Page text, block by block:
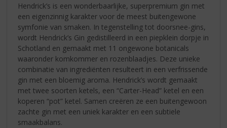
Hendrick’s is een wonderbaarlijke, superpremium gin met
een eigenzinnig karakter voor de meest buitengewone
symfonie van smaken. In tegenstelling tot doorsnee-gins,
wordt Hendrick’s Gin gedistilleerd in een piepklein dorpje in
Schotland en gemaakt met 11 ongewone botanicals
waaronder komkommer en rozenblaadjes. Deze unieke
combinatie van ingrediënten resulteert in een verfrissende
gin met een bloemig aroma. Hendrick’s wordt gemaakt
met twee soorten ketels, een “Carter-Head” ketel en een
koperen “pot” ketel. Samen creëren ze een buitengewoon
zachte gin met een uniek karakter en een subtiele
smaakbalans.